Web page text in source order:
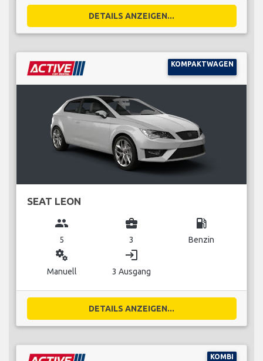
DETAILS ANZEIGEN...
KOMPAKTWAGEN
SEAT LEON
group
5
business_center
3
local_gas_station
Benzin
miscellaneous_services
Manuell
login
3 Ausgang
DETAILS ANZEIGEN...
KOMBI